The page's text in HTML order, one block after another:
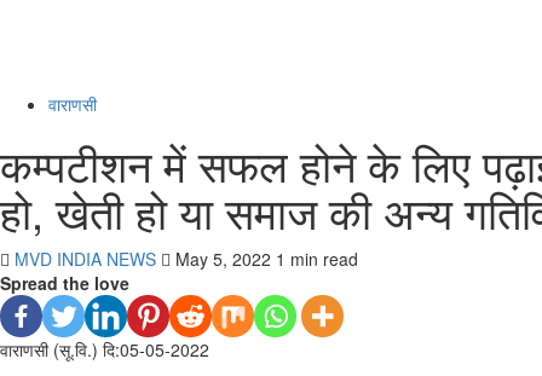
वाराणसी
कम्पटीशन में सफल होने के लिए
हो, खेती हो या समाज की अन्य
MVD INDIA NEWS May 5, 2022 1 min read
Spread the love
वाराणसी (सू.वि.) दि:05-05-2022